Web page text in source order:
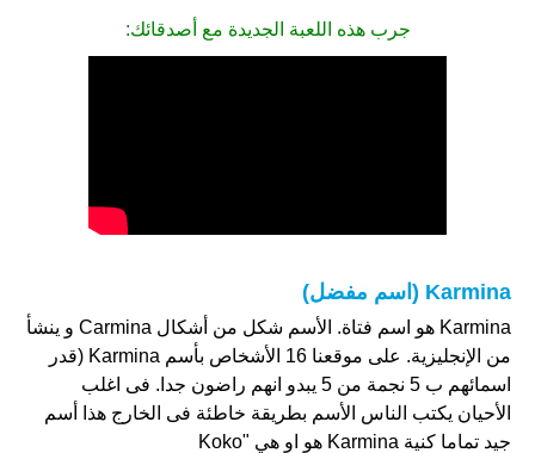
جرب هذه اللعبة الجديدة مع أصدقائك:
Karmina (اسم مفضل)
Karmina هو اسم فتاة. الأسم شكل من أشكال Carmina و ينشأ
من الإنجليزية. على موقعنا 16 الأشخاص بأسم Karmina (قدر
اسمائهم ب 5 نجمة من 5 يبدو انهم راضون جدا. فى اغلب
الأحيان يكتب الناس الأسم بطريقة خاطئة فى الخارج هذا أسم
جيد تماما كنية Karmina هو او هي "Koko